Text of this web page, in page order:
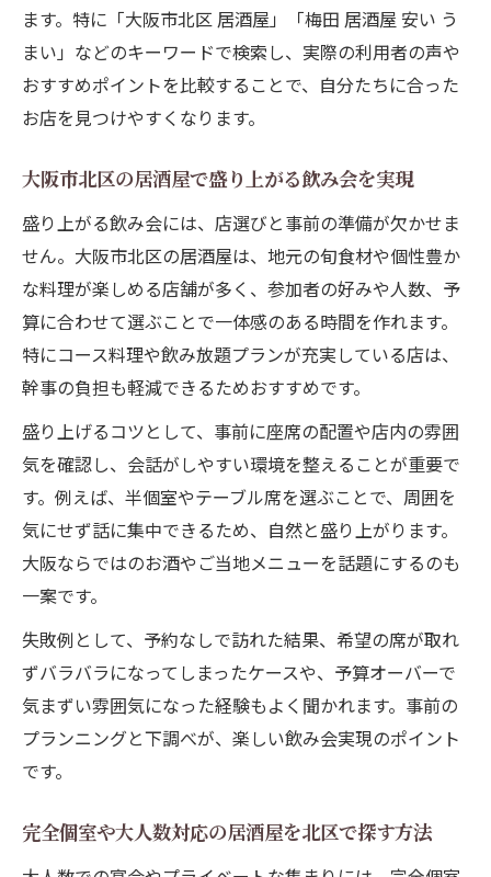
ます。特に「大阪市北区 居酒屋」「梅田 居酒屋 安い う
まい」などのキーワードで検索し、実際の利用者の声や
おすすめポイントを比較することで、自分たちに合った
お店を見つけやすくなります。
大阪市北区の居酒屋で盛り上がる飲み会を実現
盛り上がる飲み会には、店選びと事前の準備が欠かせま
せん。大阪市北区の居酒屋は、地元の旬食材や個性豊か
な料理が楽しめる店舗が多く、参加者の好みや人数、予
算に合わせて選ぶことで一体感のある時間を作れます。
特にコース料理や飲み放題プランが充実している店は、
幹事の負担も軽減できるためおすすめです。
盛り上げるコツとして、事前に座席の配置や店内の雰囲
気を確認し、会話がしやすい環境を整えることが重要で
す。例えば、半個室やテーブル席を選ぶことで、周囲を
気にせず話に集中できるため、自然と盛り上がります。
大阪ならではのお酒やご当地メニューを話題にするのも
一案です。
失敗例として、予約なしで訪れた結果、希望の席が取れ
ずバラバラになってしまったケースや、予算オーバーで
気まずい雰囲気になった経験もよく聞かれます。事前の
プランニングと下調べが、楽しい飲み会実現のポイント
です。
完全個室や大人数対応の居酒屋を北区で探す方法